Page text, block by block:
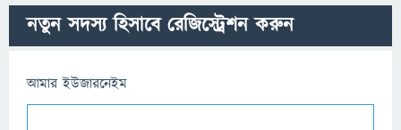
নতুন সদস্য হিসাবে রেজিস্ট্রেশন করুন
আমার ইউজারনেইম